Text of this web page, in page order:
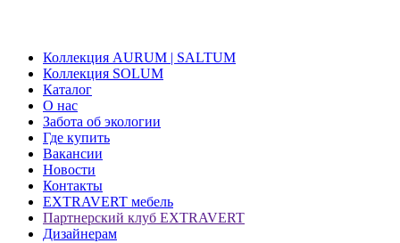
Коллекция AURUM | SALTUM
Коллекция SOLUM
Каталог
О нас
Забота об экологии
Где купить
Вакансии
Новости
Контакты
EXTRAVERT мебель
Партнерский клуб EXTRAVERT
Дизайнерам